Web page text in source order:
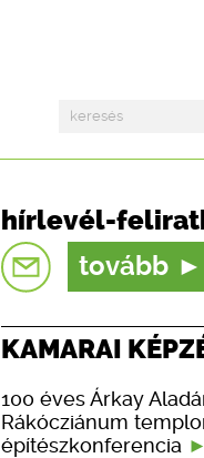
hírlevél-
tovább
KAMARAI
100 éves Árkay
Rákócziánum
építészkonferencia